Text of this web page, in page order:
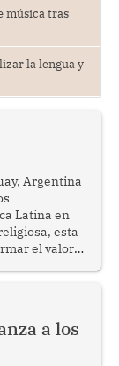
música tras
la lengua y
Argentina
Latina en
esta
el valor
a los